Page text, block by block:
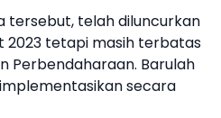
tersebut, telah diluncurkan
2023 tetapi masih terbatas
Perbendaharaan. Barulah
secara